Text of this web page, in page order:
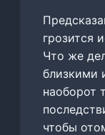
грозится
Что же
близкими
наоборот
чтобы